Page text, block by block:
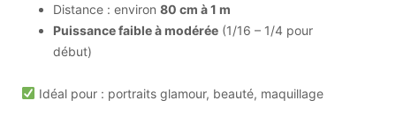
Distance : environ 80 cm à 1 m
Puissance faible à modérée (1/16 – 1/4 pour
début)
Idéal pour : portraits glamour, beauté, maquillage